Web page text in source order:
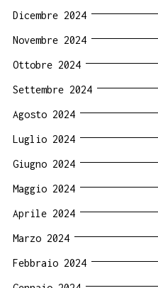
Dicembre 2024
Novembre 2024
Ottobre 2024
Settembre 2024
Agosto 2024
Luglio 2024
Giugno 2024
Maggio 2024
Aprile 2024
Marzo 2024
Febbraio 2024